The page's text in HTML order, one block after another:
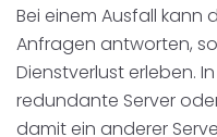
Bei einem Ausfall kann
Anfragen antworten,
Dienstverlust erleben.
redundante Server
damit ein anderer